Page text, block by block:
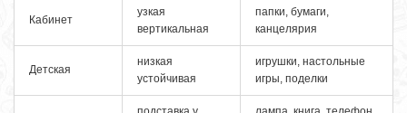
Кабинет
узкая
вертикальная
папки, бумаги,
канцелярия
Детская
низкая
устойчивая
игрушки, настольные
игры, поделки